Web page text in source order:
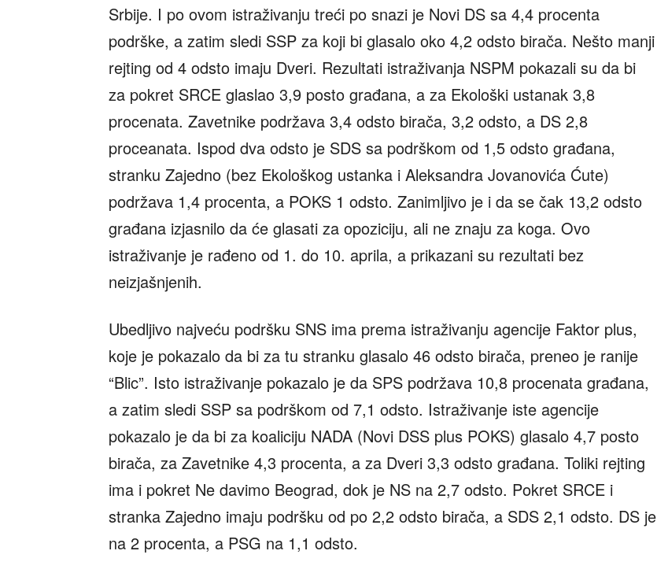
Srbije. I po ovom istraživanju treći po snazi je Novi DS sa 4,4 procenta
podrške, a zatim sledi SSP za koji bi glasalo oko 4,2 odsto birača. Nešto manji
rejting od 4 odsto imaju Dveri. Rezultati istraživanja NSPM pokazali su da bi
za pokret SRCE glaslao 3,9 posto građana, a za Ekološki ustanak 3,8
procenata. Zavetnike podržava 3,4 odsto birača, 3,2 odsto, a DS 2,8
proceanata. Ispod dva odsto je SDS sa podrškom od 1,5 odsto građana,
stranku Zajedno (bez Ekološkog ustanka i Aleksandra Jovanovića Ćute)
podržava 1,4 procenta, a POKS 1 odsto. Zanimljivo je i da se čak 13,2 odsto
građana izjasnilo da će glasati za opoziciju, ali ne znaju za koga. Ovo
istraživanje je rađeno od 1. do 10. aprila, a prikazani su rezultati bez
neizjašnjenih.
Ubedljivo najveću podršku SNS ima prema istraživanju agencije Faktor plus,
koje je pokazalo da bi za tu stranku glasalo 46 odsto birača, preneo je ranije
“Blic”. Isto istraživanje pokazalo je da SPS podržava 10,8 procenata građana,
a zatim sledi SSP sa podrškom od 7,1 odsto. Istraživanje iste agencije
pokazalo je da bi za koaliciju NADA (Novi DSS plus POKS) glasalo 4,7 posto
birača, za Zavetnike 4,3 procenta, a za Dveri 3,3 odsto građana. Toliki rejting
ima i pokret Ne davimo Beograd, dok je NS na 2,7 odsto. Pokret SRCE i
stranka Zajedno imaju podršku od po 2,2 odsto birača, a SDS 2,1 odsto. DS je
na 2 procenta, a PSG na 1,1 odsto.